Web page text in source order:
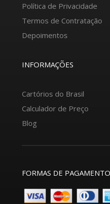
Política de Privacidade
Termos de Contratação
Depoimentos
INFORMAÇÕES
Cartórios do Brasil
Calculador de Preço
Blog
FORMAS DE PAGAMENTO